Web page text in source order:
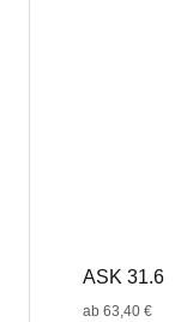
ASK 31.6
ab 63,40 €